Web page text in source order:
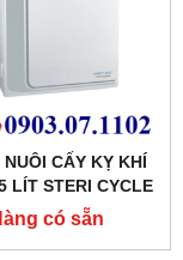
CẤY KỴ KHÍ
LÍT STERI CYCLE
TAISITELAB
có sẵn